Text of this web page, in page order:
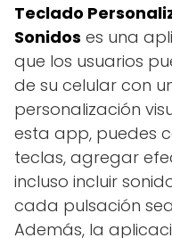
Teclado
Sonidos es una
que los usuarios
de su celular con
personalización
esta app, puedes
teclas, agregar
incluso incluir
cada pulsación
Además, la